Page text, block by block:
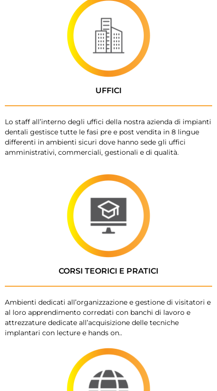
UFFICI
Lo staff all’interno degli uffici della nostra azienda di impianti
dentali gestisce tutte le fasi pre e post vendita in 8 lingue
differenti in ambienti sicuri dove hanno sede gli uffici
amministrativi, commerciali, gestionali e di qualità.
CORSI TEORICI E PRATICI
Ambienti dedicati all’organizzazione e gestione di visitatori e
al loro apprendimento corredati con banchi di lavoro e
attrezzature dedicate all’acquisizione delle tecniche
implantari con lecture e hands on..